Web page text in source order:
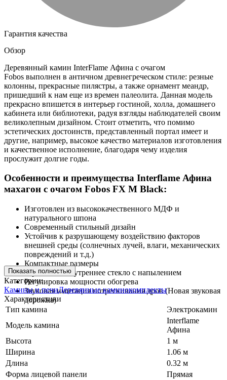
Гарантия качества
Обзор
Деревянный камин InterFlame Афина с очагом
Fobos выполнен в античном древнегреческом стиле: резные
колонны, прекрасные пилястры, а также орнамент меандр,
пришедший к нам еще из времен палеолита. Данная модель
прекрасно впишется в интерьер гостиной, холла, домашнего
кабинета или библиотеки, радуя взгляды наблюдателей своим
великолепным дизайном. Стоит отметить, что помимо
эстетических достоинств, представленный портал имеет и
другие, например, высокое качество материалов изготовления
и качественное исполнение, благодаря чему изделия
прослужит долгие годы.
Особенности и преимущества Interflame Афина
махагон с очагом Fobos FX M Black:
Изготовлен из высококачественного МДФ и
натурального шпона
Современный стильный дизайн
Устойчив к разрушающему воздействию факторов
внешней среды (солнечных лучей, влаги, механических
повреждений и т.д.)
Компактные размеры
Зеркальное внутреннее стекло с напылением
Регулировка мощности обогрева
Звуковая имитация потрескивания дров (Новая звуковая
дорожка)
Показать полностью
Категории:
Камины и печиДеревянные каминокомплекты
Характеристики
Тип камина
Электрокамин
Модель камина
Interflame
Афина
Высота
1 м
Ширина
1.06 м
Длина
0.32 м
Форма лицевой панели
Прямая